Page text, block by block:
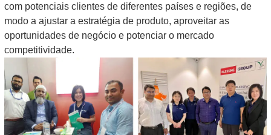
com potenciais clientes de diferentes países e regiões, de
modo a ajustar a estratégia de produto, aproveitar as
oportunidades de negócio e potenciar o mercado
competitividade.